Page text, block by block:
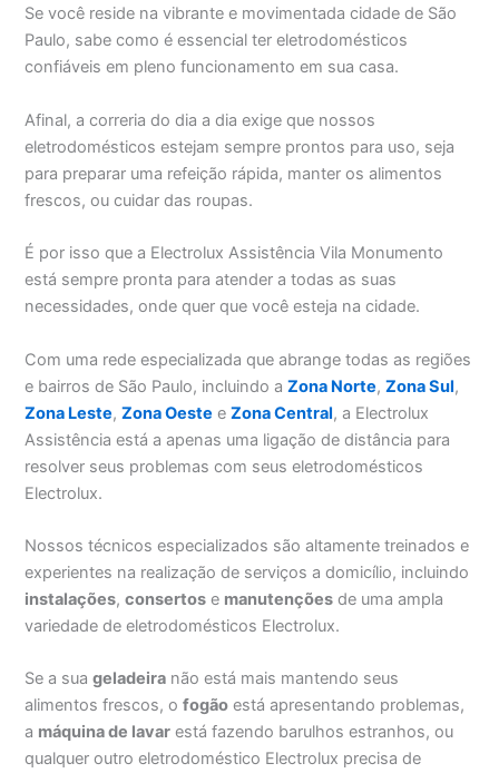
Se você reside na vibrante e movimentada cidade de São
Paulo, sabe como é essencial ter eletrodomésticos
confiáveis em pleno funcionamento em sua casa.
Afinal, a correria do dia a dia exige que nossos
eletrodomésticos estejam sempre prontos para uso, seja
para preparar uma refeição rápida, manter os alimentos
frescos, ou cuidar das roupas.
É por isso que a Electrolux Assistência Vila Monumento
está sempre pronta para atender a todas as suas
necessidades, onde quer que você esteja na cidade.
Com uma rede especializada que abrange todas as regiões
e bairros de São Paulo, incluindo aZona Norte,Zona Sul,
Zona Leste,Zona Oeste eZona Central, a Electrolux
Assistência está a apenas uma ligação de distância para
resolver seus problemas com seus eletrodomésticos
Electrolux.
Nossos técnicos especializados são altamente treinados e
experientes na realização de serviços a domicílio, incluindo
instalações,consertos e manutenções de uma ampla
variedade de eletrodomésticos Electrolux.
Se a suageladeira não está mais mantendo seus
alimentos frescos, ofogão está apresentando problemas,
a máquina de lavar está fazendo barulhos estranhos, ou
qualquer outro eletrodoméstico Electrolux precisa de